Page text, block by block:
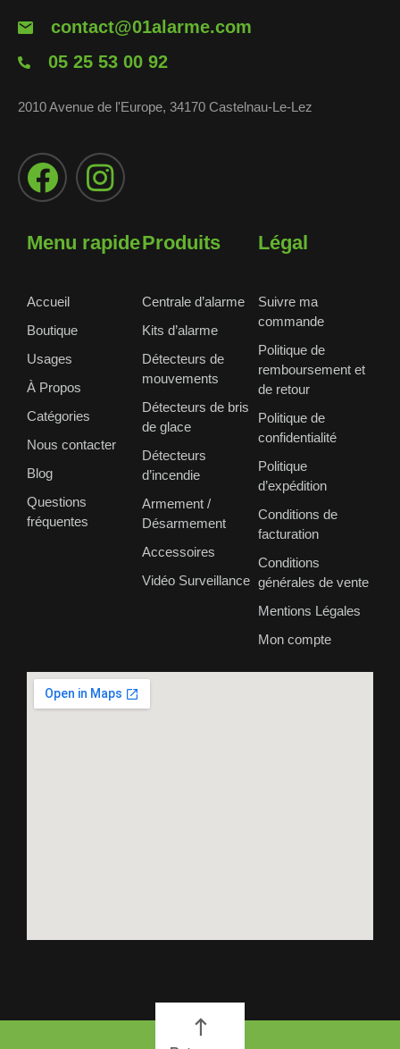
contact@01alarme.com
05 25 53 00 92
2010 Avenue de l'Europe, 34170 Castelnau-Le-Lez
Menu rapide
Accueil
Boutique
Usages
À Propos
Catégories
Nous contacter
Blog
Questions
fréquentes
Produits
Centrale d’alarme
Kits d’alarme
Détecteurs de
mouvements
Détecteurs de bris
de glace
Détecteurs
d’incendie
Armement /
Désarmement
Accessoires
Vidéo Surveillance
Légal
Suivre ma
commande
Politique de
remboursement et
de retour
Politique de
confidentialité
Politique
d’expédition
Conditions de
facturation
Conditions
générales de vente
Mentions Légales
Mon compte